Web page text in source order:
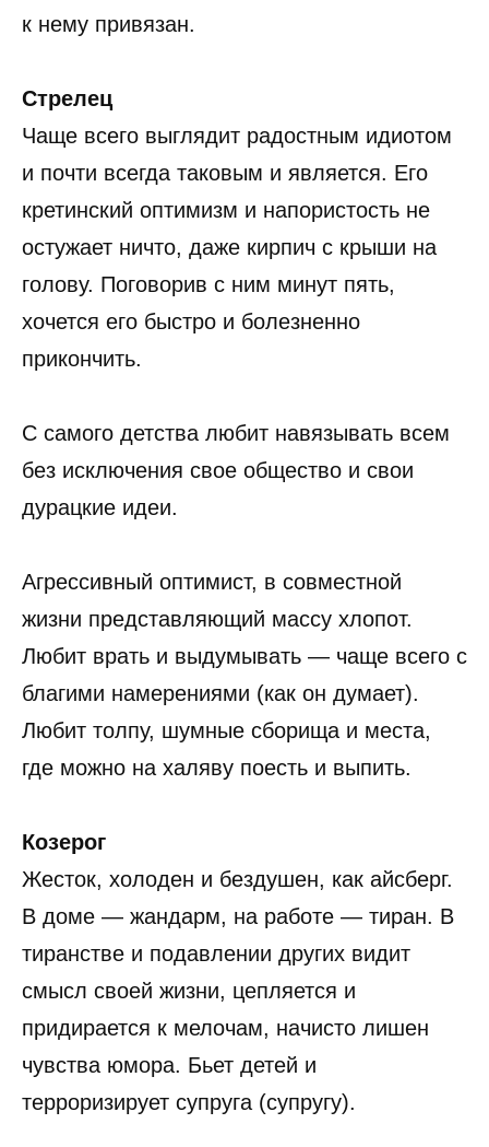
к нему привязан.
Стрелец
Чаще всего выглядит радостным идиотом
и почти всегда таковым и является. Его
кретинский оптимизм и напористость не
остужает ничто, даже кирпич с крыши на
голову. Поговорив с ним минут пять,
хочется его быстро и болезненно
прикончить.
С самого детства любит навязывать всем
без исключения свое общество и свои
дурацкие идеи.
Агрессивный оптимист, в совместной
жизни представляющий массу хлопот.
Любит врать и выдумывать — чаще всего с
благими намерениями (как он думает).
Любит толпу, шумные сборища и места,
где можно на халяву поесть и выпить.
Козерог
Жесток, холоден и бездушен, как айсберг.
В доме — жандарм, на работе — тиран. В
тиранстве и подавлении других видит
смысл своей жизни, цепляется и
придирается к мелочам, начисто лишен
чувства юмора. Бьет детей и
терроризирует супруга (супругу).